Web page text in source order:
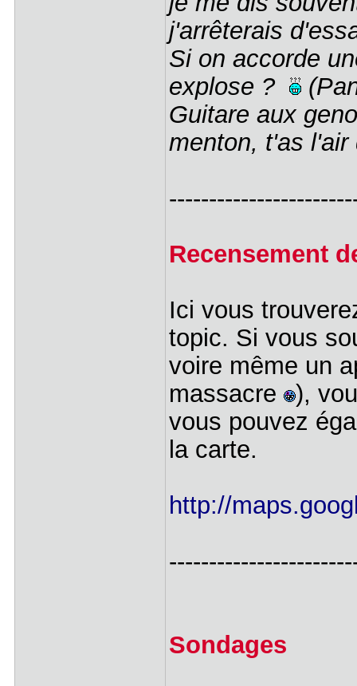
j'arrêterais
Si on accorde
explose ?
Guitare aux
menton, t'as l'air
Recensement
Ici vous
topic. Si vous
voire même un
massacre
),
vous pouvez
la carte.
http://
Sondages